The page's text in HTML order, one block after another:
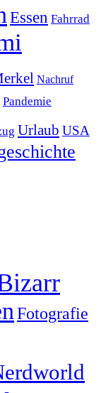
Essen Fahrrad
Nachruf
Pandemie
Urlaub USA
Fotografie